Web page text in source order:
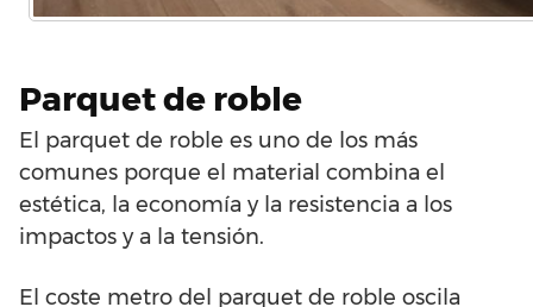
Parquet de roble
El parquet de roble es uno de los más
comunes porque el material combina el
estética, la economía y la resistencia a los
impactos y a la tensión.
El coste metro del parquet de roble oscila